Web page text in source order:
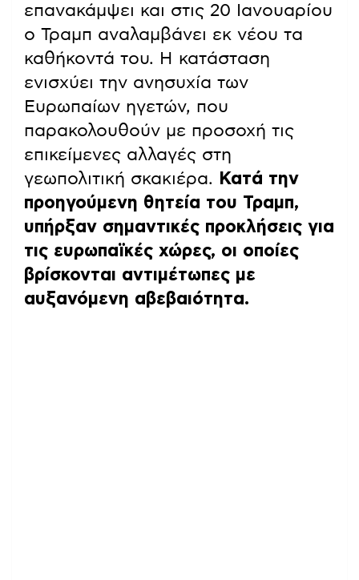
επανακάμψει και στις 20 Ιανουαρίου
ο Τραμπ αναλαμβάνει εκ νέου τα
καθήκοντά του. Η κατάσταση
ενισχύει την ανησυχία των
Ευρωπαίων ηγετών, που
παρακολουθούν με προσοχή τις
επικείμενες αλλαγές στη
γεωπολιτική σκακιέρα.
Κατά την
προηγούμενη θητεία του Τραμπ,
υπήρξαν σημαντικές προκλήσεις για
τις ευρωπαϊκές χώρες, οι οποίες
βρίσκονται αντιμέτωπες με
αυξανόμενη αβεβαιότητα.